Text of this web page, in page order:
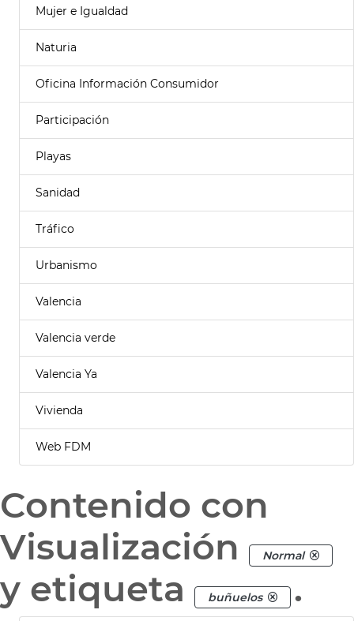
Mujer e Igualdad
Naturia
Oficina Información Consumidor
Participación
Playas
Sanidad
Tráfico
Urbanismo
Valencia
Valencia verde
Valencia Ya
Vivienda
Web FDM
Contenido con
Visualización
Normal
y etiqueta buñuelos .